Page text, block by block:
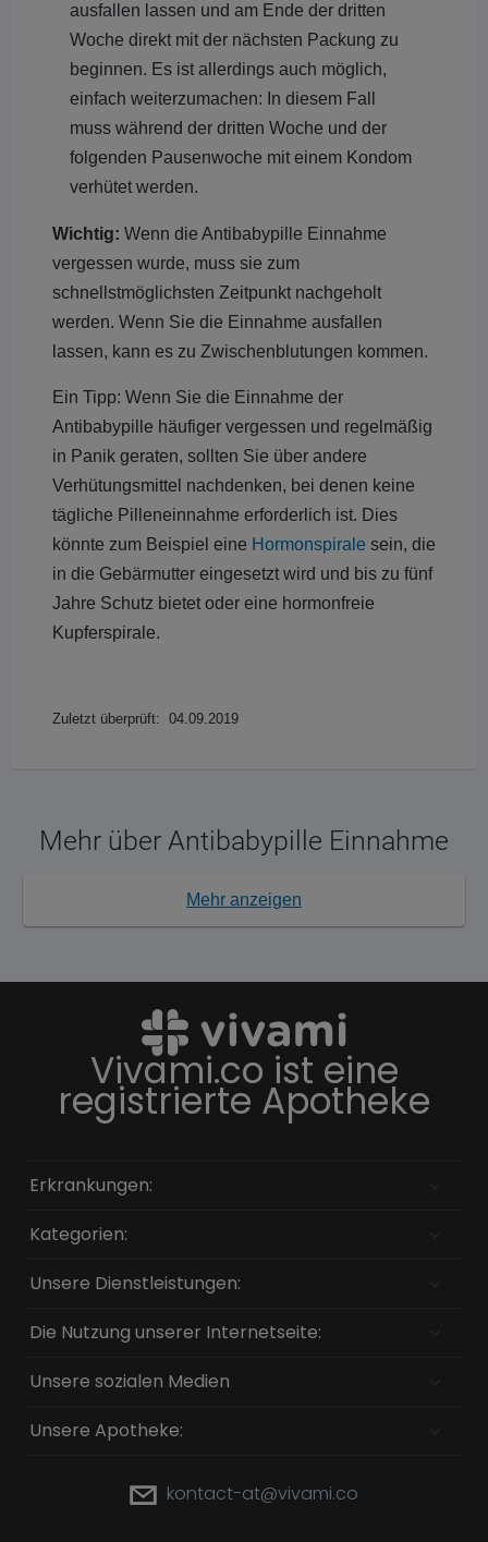
ausfallen lassen und am Ende der dritten
Woche direkt mit der nächsten Packung zu
beginnen. Es ist allerdings auch möglich,
einfach weiterzumachen: In diesem Fall
muss während der dritten Woche und der
folgenden Pausenwoche mit einem Kondom
verhütet werden.
Wichtig: Wenn die Antibabypille Einnahme
vergessen wurde, muss sie zum
schnellstmöglichsten Zeitpunkt nachgeholt
werden. Wenn Sie die Einnahme ausfallen
lassen, kann es zu Zwischenblutungen kommen.
Ein Tipp: Wenn Sie die Einnahme der
Antibabypille häufiger vergessen und regelmäßig
in Panik geraten, sollten Sie über andere
Verhütungsmittel nachdenken, bei denen keine
tägliche Pilleneinnahme erforderlich ist. Dies
könnte zum Beispiel eine Hormonspirale sein, die
in die Gebärmutter eingesetzt wird und bis zu fünf
Jahre Schutz bietet oder eine hormonfreie
Kupferspirale.
Zuletzt überprüft: 04.09.2019
Mehr über Antibabypille Einnahme
Mehr anzeigen
Vivami.co ist eine
registrierte Apotheke
Erkrankungen:
Kategorien:
Unsere Dienstleistungen:
Die Nutzung unserer Internetseite:
Unsere sozialen Medien
Unsere Apotheke:
kontact-at@vivami.co